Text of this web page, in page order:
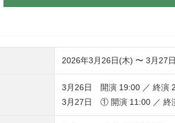
2026年3月26日(木) 〜 3月27
3月26日 開演 19:00 ／ 終演
3月27日 ① 開演 11:00 ／